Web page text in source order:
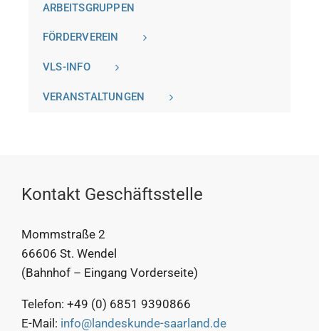
ARBEITSGRUPPEN
FÖRDERVEREIN
VLS-INFO
VERANSTALTUNGEN
Kontakt Geschäftsstelle
Mommstraße 2
66606 St. Wendel
(Bahnhof – Eingang Vorderseite)
Telefon: +49 (0) 6851 9390866
E-Mail: info@landeskunde-saarland.de